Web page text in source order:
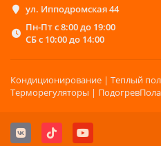
ул. Ипподромская 44
Пн-Пт с 8:00 до 19:00
СБ с 10:00 до 14:00
Кондиционирование | Теплый
Терморегуляторы |